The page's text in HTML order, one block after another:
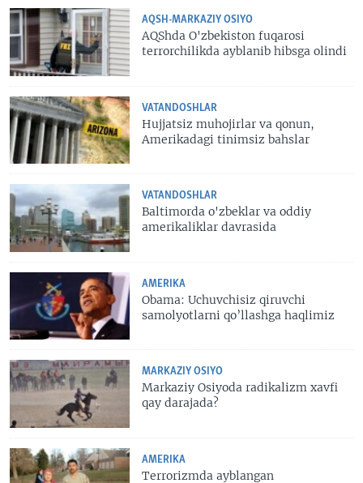
AQSH-MARKAZIY OSIYO
AQShda O'zbekiston fuqarosi
terrorchilikda ayblanib hibsga olindi
VATANDOSHLAR
Hujjatsiz muhojirlar va qonun,
Amerikadagi tinimsiz bahslar
VATANDOSHLAR
Baltimorda o'zbeklar va oddiy
amerikaliklar davrasida
AMERIKA
Obama: Uchuvchisiz qiruvchi
samolyotlarni qo’llashga haqlimiz
MARKAZIY OSIYO
Markaziy Osiyoda radikalizm xavfi
qay darajada?
AMERIKA
Terrorizmda ayblangan